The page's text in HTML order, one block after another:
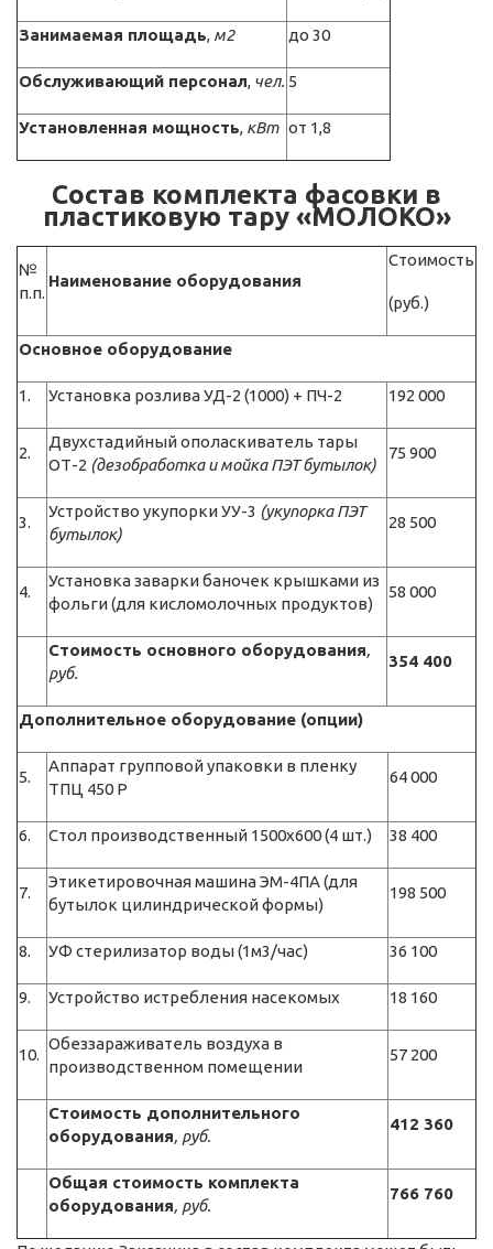
Занимаемая площадь, м2 до 30
Обслуживающий персонал, чел. 5
Установленная мощность, кВт от 1,8
Состав комплекта фасовки в
пластиковую тару «МОЛОКО»
№
п.п.
Наименование оборудования
Стоимость
(руб.)
Основное оборудование
1. Установка розлива УД-2 (1000) + ПЧ-2 192 000
2.
Двухстадийный ополаскиватель тары
ОТ-2 (дезобработка и мойка ПЭТ бутылок)
75 900
3.
Устройство укупорки УУ-3 (укупорка ПЭТ
бутылок)
28 500
4.
Установка заварки баночек крышками из
фольги (для кисломолочных продуктов)
58 000
Стоимость основного оборудования,
руб.
354 400
Дополнительное оборудование (опции)
5.
Аппарат групповой упаковки в пленку
ТПЦ 450 Р
64 000
6. Стол производственный 1500х600 (4 шт.) 38 400
7.
Этикетировочная машина ЭМ-4ПА (для
бутылок цилиндрической формы)
198 500
8. УФ стерилизатор воды (1м3/час) 36 100
9. Устройство истребления насекомых 18 160
10.
Обеззараживатель воздуха в
производственном помещении
57 200
Стоимость дополнительного
оборудования, руб.
412 360
Общая стоимость комплекта
оборудования, руб.
766 760